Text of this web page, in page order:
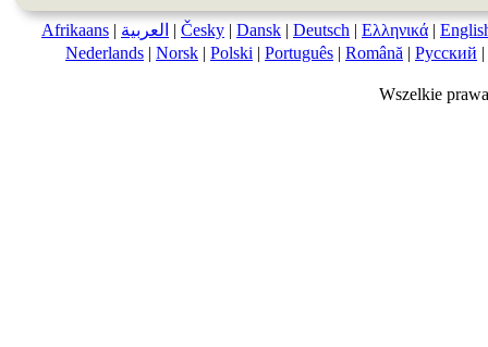
Afrikaans | العربية | Česky | Dansk | Deutsch | Ελληνικά |
Nederlands | Norsk | Polski | Português | Română | Русский |
Wszelkie